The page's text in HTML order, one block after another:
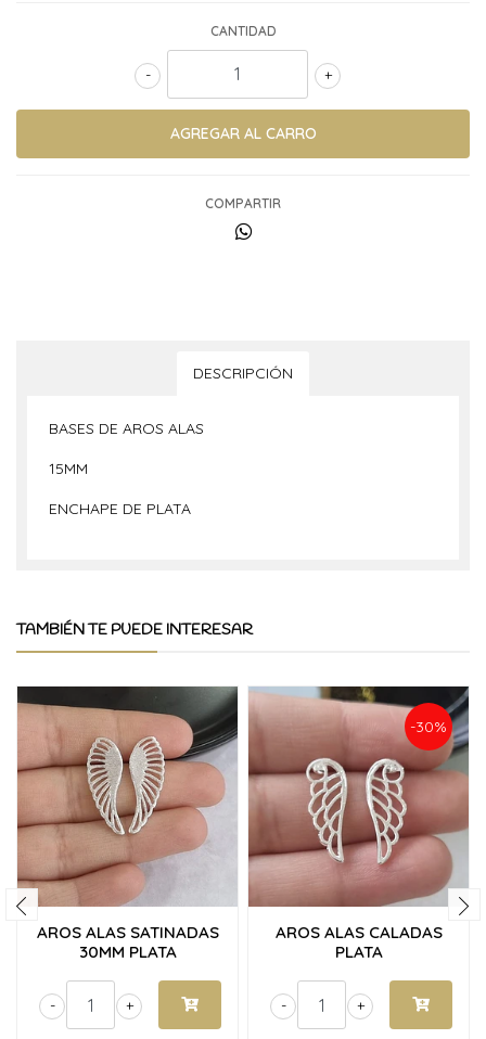
CANTIDAD
+
-
COMPARTIR
DESCRIPCIÓN
BASES DE AROS ALAS
15MM
ENCHAPE DE PLATA
TAMBIÉN TE PUEDE INTERESAR
AROS ALAS SATINADAS
30MM PLATA
+
-
-30%
AROS ALAS CALADAS
PLATA
+
-